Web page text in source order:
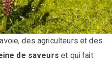
des agriculteurs et des
de saveurs et qui fait